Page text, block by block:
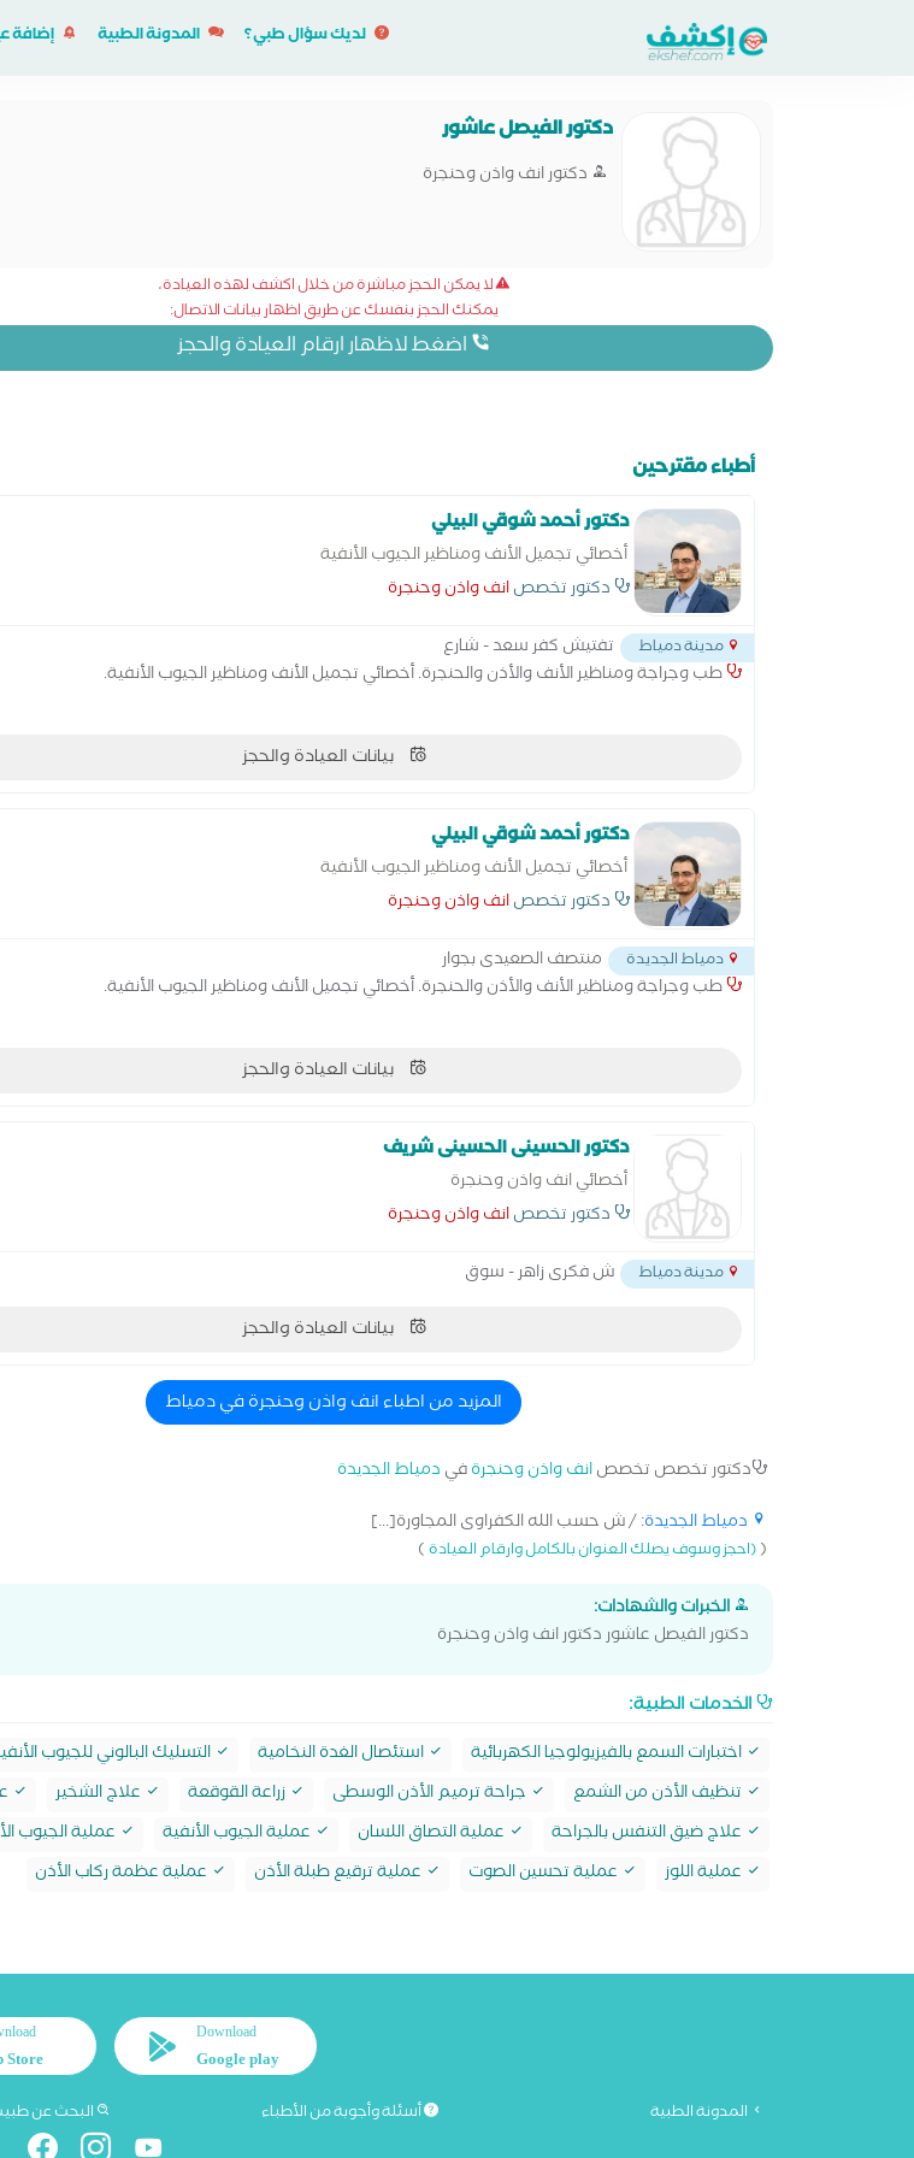
لديك سؤال طبي؟ المدونة الطبية إضافة
دكتور الفيصل عاشور
دكتور انف واذن وحنجرة
لا يمكن الحجز مباشرة من خلال اكشف لهذه العيادة،
يمكنك الحجز بنفسك عن طريق اظهار بيانات الاتصال:
اضغط لاظهار ارقام العيادة والحجز
أطباء مقترحين
دكتور أحمد شوقي البيلي
أخصائي تجميل الأنف ومناظير الجيوب الأنفية
دكتور تخصصانف واذن وحنجرة
مدينة دمياط
تفتيش كفر سعد - شارع
طب وجراجة ومناظير الأنف والأذن والحنجرة. أخصائي تجميل الأنف ومناظير الجيوب الأنفية.
بيانات العيادة والحجز
دكتور أحمد شوقي البيلي
أخصائي تجميل الأنف ومناظير الجيوب الأنفية
دكتور تخصصانف واذن وحنجرة
دمياط الجديدة
منتصف الصعيدى بجوار
طب وجراجة ومناظير الأنف والأذن والحنجرة. أخصائي تجميل الأنف ومناظير الجيوب الأنفية.
بيانات العيادة والحجز
دكتور الحسينى الحسينى شريف
أخصائي انف واذن وحنجرة
دكتور تخصصانف واذن وحنجرة
مدينة دمياط ش فكرى زاهر - سوق
بيانات العيادة والحجز
المزيد من اطباء انف واذن وحنجرة في دمياط
دكتور تخصص تخصصانف واذن وحنجرةفي دمياط الجديدة
دمياط الجديدة: / ش حسب الله الكفراوى المجاورة[...]
((احجز وسوف يصلك العنوان بالكامل وارقام العيادة)
الخبرات والشهادات:
دكتور الفيصل عاشور دكتور انف واذن وحنجرة
الخدمات الطبية:
اختبارات السمع بالفيزيولوجيا الكهربائية استئصال الغدة النخامية التسليك البالوني للجيوب
تنظيف الأذن من الشمع
جراحة ترميم الأذن الوسطى زراعة القوقعة علاج الشخير
علاج ضيق التنفس بالجراحة
عملية التصاق اللسان عملية الجيوب الأنفية عملية الجيوب
عملية اللوز
عملية تحسين الصوت عملية ترقيع طبلة الأذن عملية عظمة ركاب الأذن
Download
Google play
Store
المدونة الطبية أسئلة وأجوبة من الأطباء البحث عن